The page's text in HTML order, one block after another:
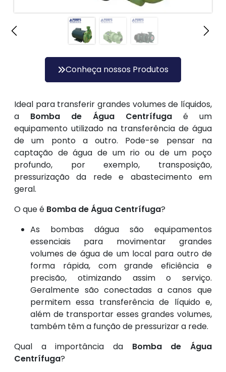
Ideal para transferir grandes volumes de líquidos,
a Bomba de Água Centrífuga é um
equipamento utilizado na transferência de água
de um ponto a outro. Pode-se pensar na
captação de água de um rio ou de um poço
profundo, por exemplo, transposição,
pressurização da rede e abastecimento em
geral.
O que é Bomba de Água Centrífuga?
As bombas dágua são equipamentos
essenciais para movimentar grandes
volumes de água de um local para outro de
forma rápida, com grande eficiência e
precisão, otimizando assim o serviço.
Geralmente são conectadas a canos que
permitem essa transferência de líquido e,
além de transportar esses grandes volumes,
também têm a função de pressurizar a rede.
Qual a importância da Bomba de Água
Centrífuga?
Conheça nossos Produtos